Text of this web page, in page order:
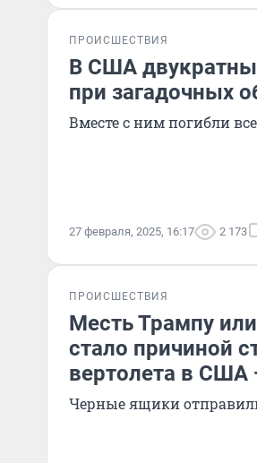
ПРОИСШЕСТВИЯ
В США
при загадочных
Вместе с ним погибли
27 февраля, 2025, 16:17 2 173
ПРОИСШЕСТВИЯ
Месть Трампу
стало причиной
вертолета в США
Черные ящики